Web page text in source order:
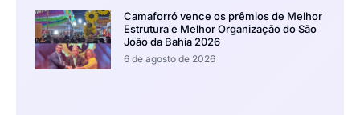
Camaforró vence os prêmios de Melhor
Estrutura e Melhor Organização do São
João da Bahia 2026
6 de agosto de 2026